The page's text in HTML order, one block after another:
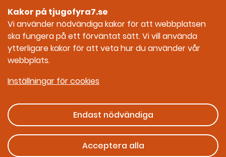
Sociala medier
Tjugofyra7 på Facebook
Tjugofyra7 på Instagram
Ges ut av Myndigheten för civilt försvar
Kakor på tjugofyra7.se
Vi använder nödvändiga kakor för att webbplatsen
ska fungera på ett förväntat sätt. Vi vill använda
ytterligare kakor för att veta hur du använder vår
webbplats.
Inställningar för cookies
Endast nödvändiga
Acceptera alla